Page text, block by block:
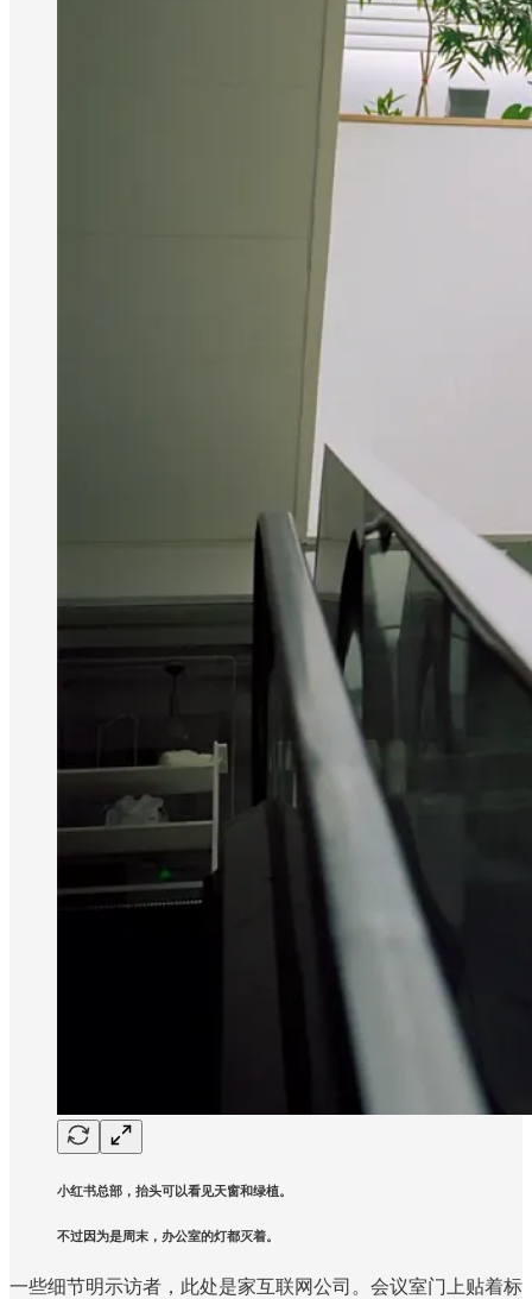
小红书总部，抬头可以看见天窗和绿植。
不过因为是周末，办公室的灯都灭着。
一些细节明示访者，此处是家互联网公司。会议室门上贴着标